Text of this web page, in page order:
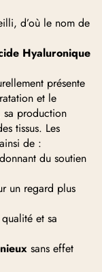
d’où le nom de
Hyaluronique
présente
et le
sa production
tissus. Les
de :
du soutien
un regard plus
et sa
sans effet